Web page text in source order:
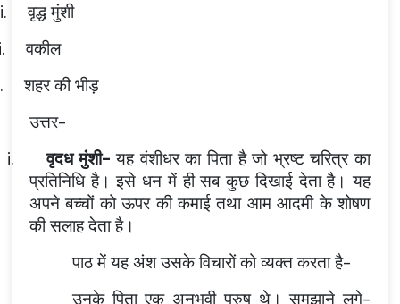
i.
वृद्ध मुंशी
वकील
शहर की भीड़
उत्तर-
i.
वृदध मुंशी- यह वंशीधर का पिता है जो भ्रष्ट चरित्र का
प्रतिनिधि है। इसे धन में ही सब कुछ दिखाई देता है। यह
अपने बच्चों को ऊपर की कमाई तथा आम आदमी के शोषण
की सलाह देता है।
पाठ में यह अंश उसके विचारों को व्यक्त करता है-
उनके पिता एक अनुभवी पुरुष थे। समझाने लगे-